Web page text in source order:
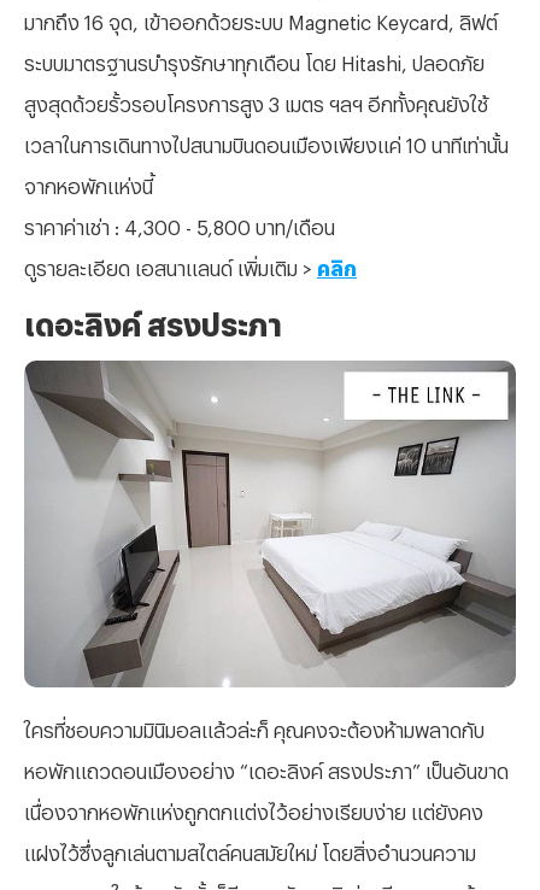
มากถึง 16 จุด, เข้าออกด้วยระบบ Magnetic Keycard, ลิฟต์
ระบบมาตรฐานรบำรุงรักษาทุกเดือน โดย Hitashi, ปลอดภัย
สูงสุดด้วยรั้วรอบโครงการสูง 3 เมตร ฯลฯ อีกทั้งคุณยังใช้
เวลาในการเดินทางไปสนามบินดอนเมืองเพียงแค่ 10 นาทีเท่านั้น
จากหอพักแห่งนี้
ราคาค่าเช่า : 4,300 - 5,800 บาท/เดือน
ดูรายละเอียด เอสนาแลนด์ เพิ่มเติม > คลิก
เดอะลิงค์ สรงประภา
ใครที่ชอบความมินิมอลแล้วล่ะก็ คุณคงจะต้องห้ามพลาดกับ
หอพักแถวดอนเมืองอย่าง “เดอะลิงค์ สรงประภา” เป็นอันขาด
เนื่องจากหอพักแห่งถูกตกแต่งไว้อย่างเรียบง่าย แต่ยังคง
แฝงไว้ซึ่งลูกเล่นตามสไตล์คนสมัยใหม่ โดยสิ่งอำนวนความ